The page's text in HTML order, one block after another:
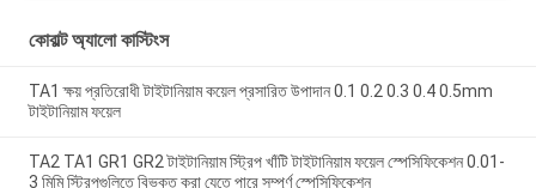
কোবাল্ট অ্যালো কাস্টিংস
TA1 ক্ষয় প্রতিরোধী টাইটানিয়াম কয়েল প্রসারিত উপাদান 0.1 0.2 0.3 0.4 0.5mm
টাইটানিয়াম ফয়েল
TA2 TA1 GR1 GR2 টাইটানিয়াম স্ট্রিপ খাঁটি টাইটানিয়াম ফয়েল স্পেসিফিকেশন 0.01-
3 মিমি স্ট্রিপগুলিতে বিভক্ত করা যেতে পারে সম্পূর্ণ স্পেসিফিকেশন